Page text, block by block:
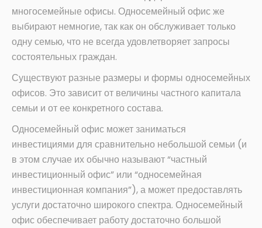
многосемейные офисы. Односемейный офис же
выбирают немногие, так как он обслуживает только
одну семью, что не всегда удовлетворяет запросы
состоятельных граждан.
Существуют разные размеры и формы односемейных
офисов. Это зависит от величины частного капитала
семьи и от ее конкретного состава.
Односемейный офис может заниматься
инвестициями для сравнительно небольшой семьи (и
в этом случае их обычно называют “частный
инвестиционный офис” или “односемейная
инвестиционная компания”), а может предоставлять
услуги достаточно широкого спектра. Односемейный
офис обеспечивает работу достаточно большой